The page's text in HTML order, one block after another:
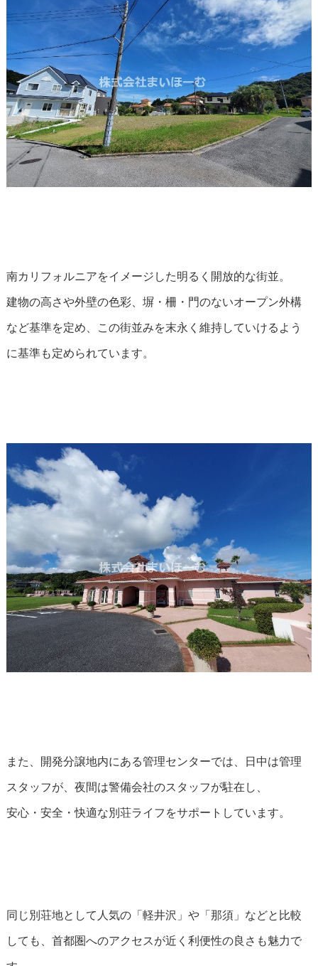
南カリフォルニアをイメージした明るく開放的な街並。
建物の高さや外壁の色彩、塀・柵・門のないオープン外構
など基準を定め、この街並みを末永く維持していけるよう
に基準も定められています。
また、開発分譲地内にある管理センターでは、日中は管理
スタッフが、夜間は警備会社のスタッフが駐在し、
安心・安全・快適な別荘ライフをサポートしています。
同じ別荘地として人気の「軽井沢」や「那須」などと比較
しても、首都圏へのアクセスが近く利便性の良さも魅力で